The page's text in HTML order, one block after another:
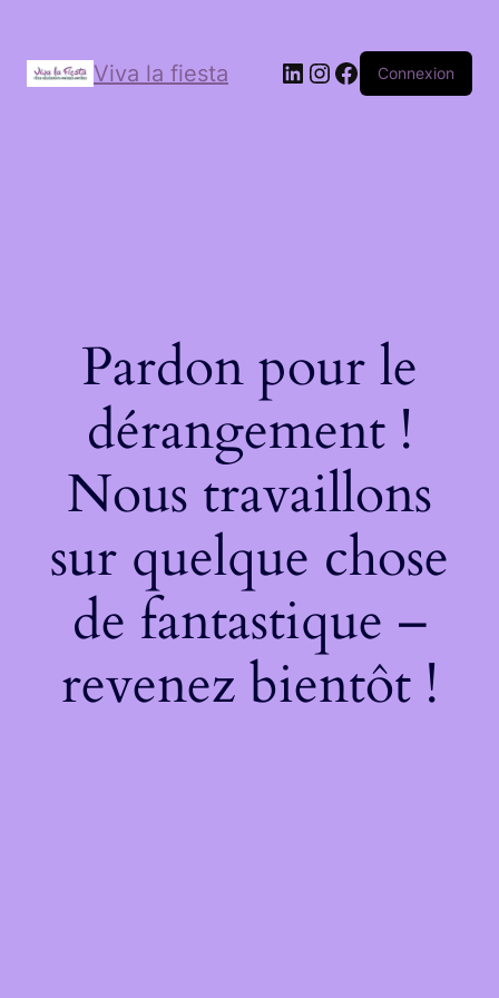
Viva la fiesta Connexion
Pardon pour le
dérangement !
Nous travaillons
sur quelque chose
de fantastique –
revenez bientôt !